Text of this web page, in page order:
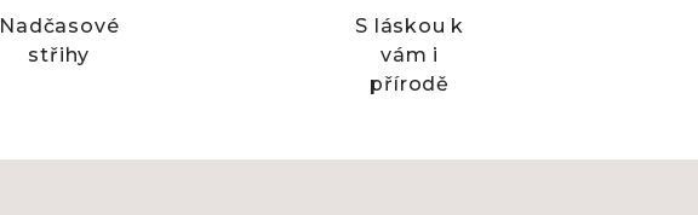
Nadčasové
střihy
S láskou k
vám i
přírodě